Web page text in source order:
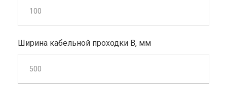
Ширина кабельной проходки B, мм